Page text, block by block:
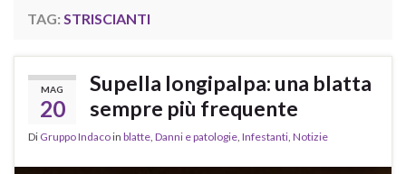
TAG: STRISCIANTI
MAG
20
Supella longipalpa: una blatta
sempre più frequente
Di Gruppo Indacoin blatte Danni e patologie Infestanti Notizie